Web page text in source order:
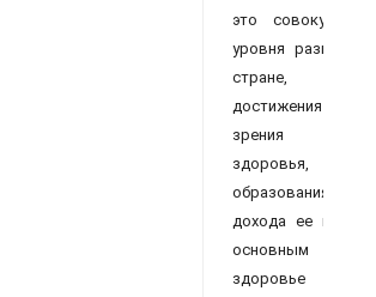
это совокупный
уровня развития
стране,
достижения
зрения
здоровья,
образования и
дохода ее
основным
здоровье и